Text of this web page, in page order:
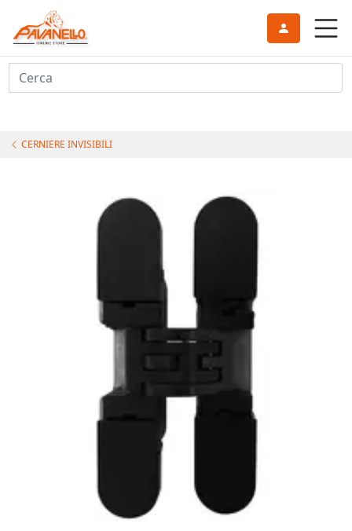
Cerca
CERNIERE INVISIBILI